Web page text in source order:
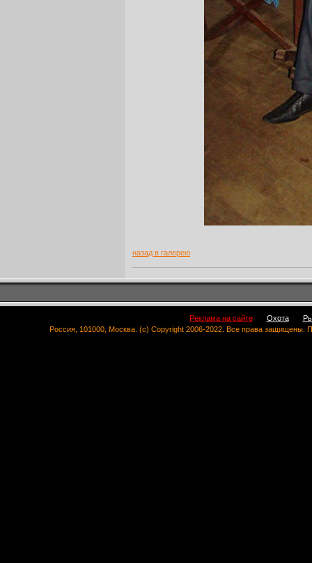
назад в галерею
Реклама на сайте Охота
Россия, 101000, Москва. (c) Copyright 2006-2022. Все права защищены.